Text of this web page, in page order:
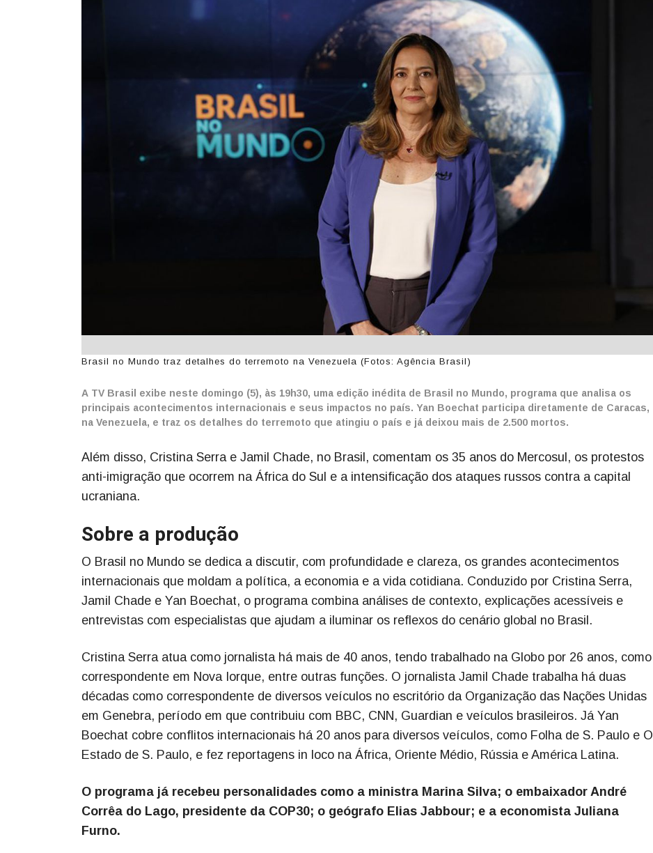
Brasil no Mundo traz detalhes do terremoto na Venezuela (Fotos: Agência Brasil)
A TV Brasil exibe neste domingo (5), às 19h30, uma edição inédita de Brasil no Mundo, programa que analisa os
principais acontecimentos internacionais e seus impactos no país. Yan Boechat participa diretamente de Caracas,
na Venezuela, e traz os detalhes do terremoto que atingiu o país e já deixou mais de 2.500 mortos.
Além disso, Cristina Serra e Jamil Chade, no Brasil, comentam os 35 anos do Mercosul, os protestos
anti-imigração que ocorrem na África do Sul e a intensificação dos ataques russos contra a capital
ucraniana.
Sobre a produção
O Brasil no Mundo se dedica a discutir, com profundidade e clareza, os grandes acontecimentos
internacionais que moldam a política, a economia e a vida cotidiana. Conduzido por Cristina Serra,
Jamil Chade e Yan Boechat, o programa combina análises de contexto, explicações acessíveis e
entrevistas com especialistas que ajudam a iluminar os reflexos do cenário global no Brasil.
Cristina Serra atua como jornalista há mais de 40 anos, tendo trabalhado na Globo por 26 anos, como
correspondente em Nova Iorque, entre outras funções. O jornalista Jamil Chade trabalha há duas
décadas como correspondente de diversos veículos no escritório da Organização das Nações Unidas
em Genebra, período em que contribuiu com BBC, CNN, Guardian e veículos brasileiros. Já Yan
Boechat cobre conflitos internacionais há 20 anos para diversos veículos, como Folha de S. Paulo e O
Estado de S. Paulo, e fez reportagens in loco na África, Oriente Médio, Rússia e América Latina.
O programa já recebeu personalidades como a ministra Marina Silva; o embaixador André
Corrêa do Lago, presidente da COP30; o geógrafo Elias Jabbour; e a economista Juliana
Furno.